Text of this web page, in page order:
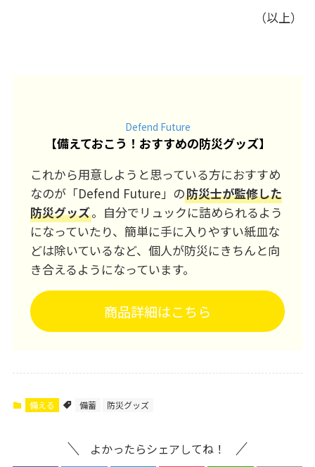
（以上）
Defend Future
【備えておこう！おすすめの防災グッズ】
これから用意しようと思っている方におすすめ
なのが「Defend Future」の防災士が監修した
防災グッズ。自分でリュックに詰められるよう
になっていたり、簡単に手に入りやすい紙皿な
どは除いているなど、個人が防災にきちんと向
き合えるようになっています。
商品詳細はこちら
備える 備蓄 防災グッズ
よかったらシェアしてね！